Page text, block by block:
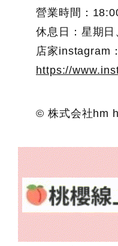
營業時間：
休息日：星期日
店家instagram：
https://
© 株式会社hm